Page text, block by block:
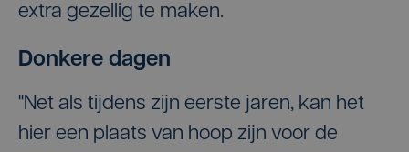
extra gezellig te maken.
Donkere dagen
"Net als tijdens zijn eerste jaren, kan het
hier een plaats van hoop zijn voor de